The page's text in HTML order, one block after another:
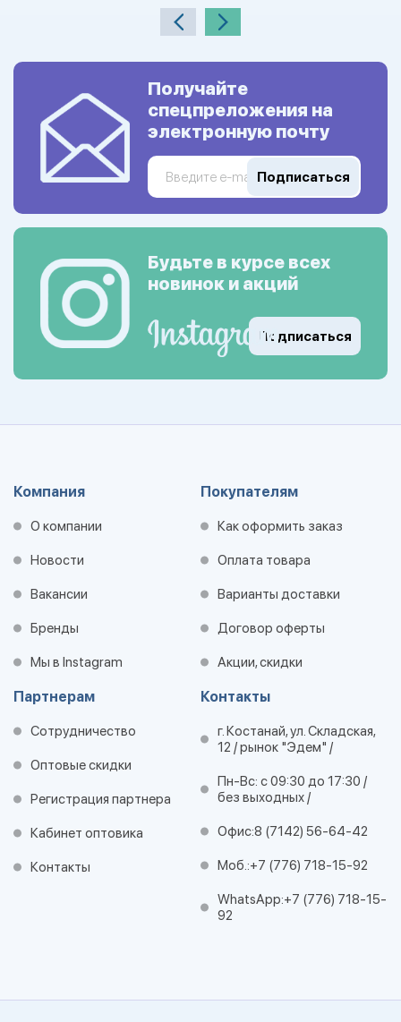
Получайте
спецпреложения на
электронную почту
Подписаться
Будьте в курсе всех
новинок и акций
Подписаться
Компания
О компании
Новости
Вакансии
Бренды
Мы в Instagram
Покупателям
Как оформить заказ
Оплата товара
Варианты доставки
Договор оферты
Акции, скидки
Партнерам
Сотрудничество
Оптовые скидки
Регистрация партнера
Кабинет оптовика
Контакты
Контакты
г. Костанай, ул. Складская,
12 / рынок "Эдем" /
Пн-Вс: с 09:30 до 17:30 /
без выходных /
Офис:8 (7142) 56-64-42
Моб.:+7 (776) 718-15-92
WhatsApp:+7 (776) 718-15-
92